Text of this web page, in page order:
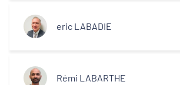
eric LABADIE
Rémi LABARTHE